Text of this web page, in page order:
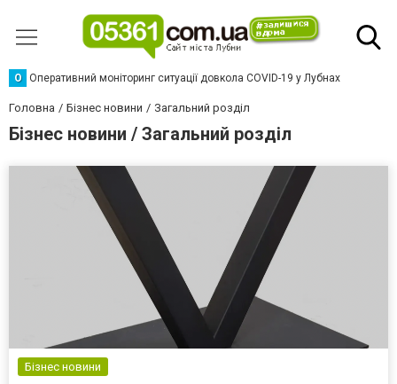
О Оперативний моніторинг ситуації довкола COVID-19 у Лубнах
Головна Бізнес новини Загальний розділ
Бізнес новини / Загальний розділ
Бізнес новини